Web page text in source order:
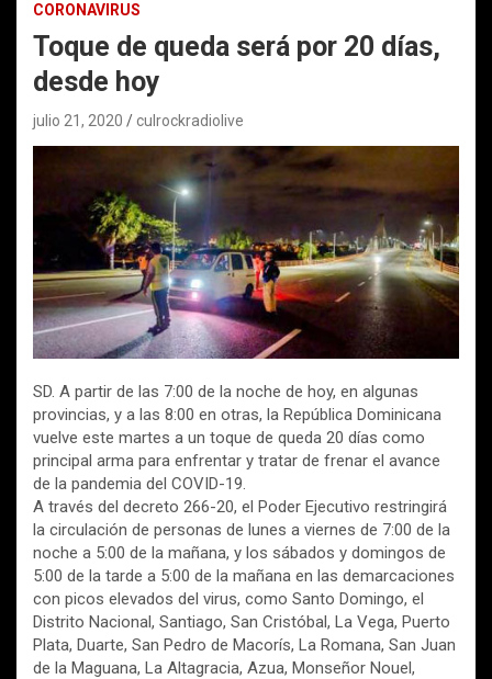
CORONAVIRUS
Toque de queda será por 20 días,
desde hoy
julio 21, 2020 culrockradiolive
SD. A partir de las 7:00 de la noche de hoy, en algunas
provincias, y a las 8:00 en otras, la República Dominicana
vuelve este martes a un toque de queda 20 días como
principal arma para enfrentar y tratar de frenar el avance
de la pandemia del COVID-19.
A través del decreto 266-20, el Poder Ejecutivo restringirá
la circulación de personas de lunes a viernes de 7:00 de la
noche a 5:00 de la mañana, y los sábados y domingos de
5:00 de la tarde a 5:00 de la mañana en las demarcaciones
con picos elevados del virus, como Santo Domingo, el
Distrito Nacional, Santiago, San Cristóbal, La Vega, Puerto
Plata, Duarte, San Pedro de Macorís, La Romana, San Juan
de la Maguana, La Altagracia, Azua, Monseñor Nouel,